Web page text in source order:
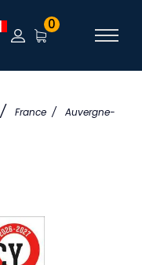
/ France /
Auvergne-
0